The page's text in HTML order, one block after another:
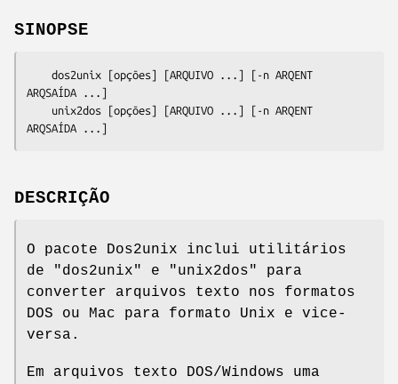
SINOPSE
ARQSAÍDA ...]
DESCRIÇÃO
O pacote Dos2unix inclui utilitários
de
"dos2unix" e "unix2dos"
para
converter arquivos texto nos formatos
DOS ou Mac para formato Unix e vice-
versa.
Em arquivos texto DOS/Windows uma